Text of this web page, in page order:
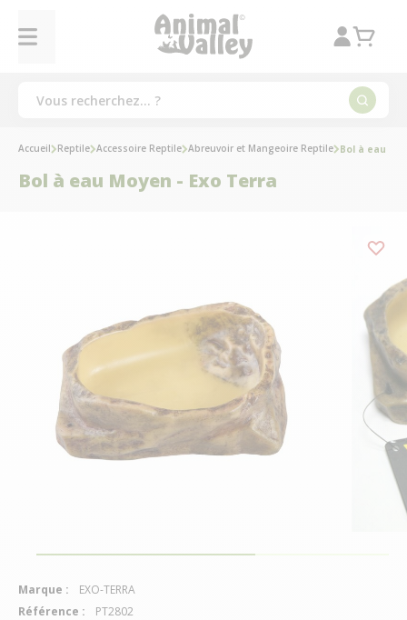
Accueil Reptile Accessoire Reptile Abreuvoir et Mangeoire Reptile Bol à eau
Bol à eau Moyen - Exo Terra
Marque :
EXO-TERRA
Référence :
PT2802